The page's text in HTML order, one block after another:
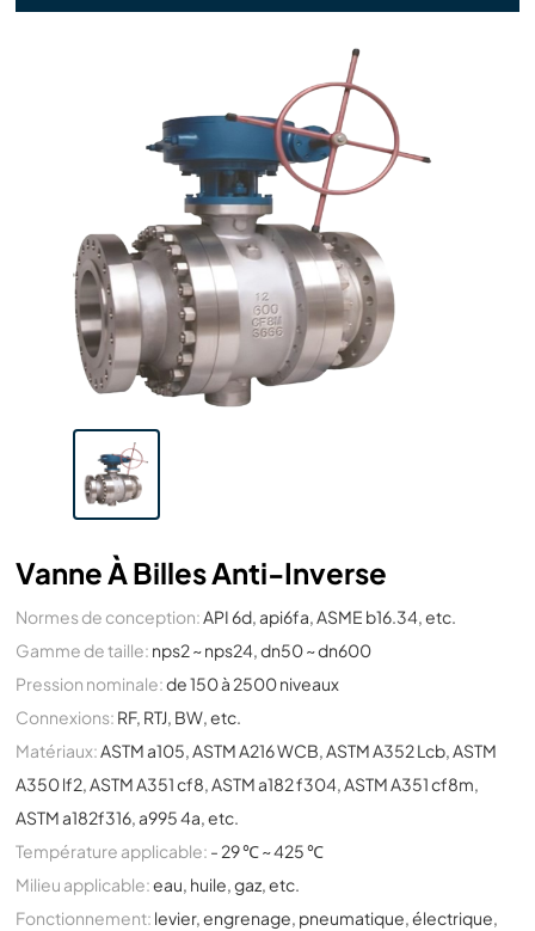
Vanne À Billes Anti-Inverse
Normes de conception: API 6d, api6fa, ASME b16.34, etc.
Gamme de taille: nps2 ~ nps24, dn50 ~ dn600
Pression nominale:de 150 à 2500 niveaux
Connexions: RF, RTJ, BW, etc.
Matériaux: ASTM a105, ASTM A216 WCB, ASTM A352 Lcb, ASTM
A350 lf2, ASTM A351 cf8, ASTM a182 f304, ASTM A351 cf8m,
ASTM a182f316, a995 4a, etc.
Température applicable: - 29 ℃ ~ 425 ℃
Milieu applicable:eau, huile, gaz, etc.
Fonctionnement: levier, engrenage, pneumatique, électrique,